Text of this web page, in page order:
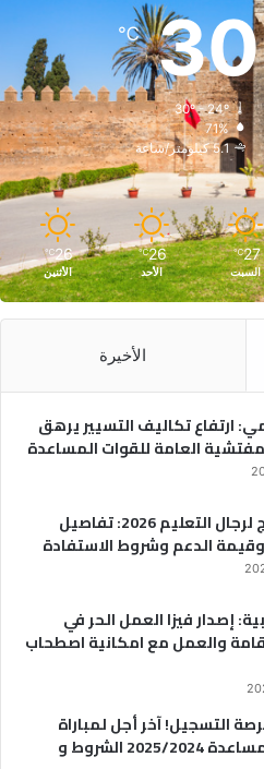
30
℃
30º - 24º
71%
5.1 كيلومتر/ساعة
27
℃
السبت
26
℃
الأحد
26
℃
الأثنين
الأخيرة
ارتفاع تكاليف التسيير يرهق
العامة للقوات المساعدة
منحة الحج لرجال التعليم 2026: تفاصيل
الدعم وشروط الاستفادة
إصدار فيزا العمل الحر في
والعمل مع امكانية اصطحاب
التسجيل! آخر أجل لمباراة
القوات المساعدة 2025/2024 الشروط و